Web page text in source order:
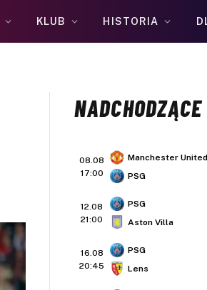
KLUB HISTORIA
08.08
17:00
Manchester United
PSG
12.08
21:00
PSG
Aston Villa
16.08
20:45
PSG
Lens